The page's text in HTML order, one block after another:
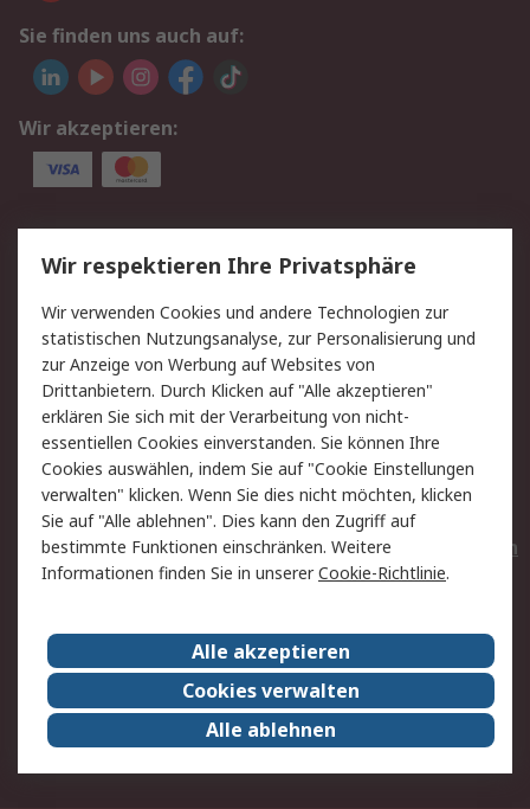
Sie finden uns auch auf:
Wir akzeptieren:
Service
Value Added Services
Lieferlösungen
Rücksendungen
Kontakt
Hilfe
Privatkunden
Rechtliches
AGB
Datenschutz
Cookie-Richtlinie
Zahlungsbedingungen
Copyright/Impressum
Entsorgung
Elektrogeräte/Batterien
RS weltweit
Karriere bei RS
Nachhaltigkeit
Qualität/Umwelt/ZertifikatePresse-Center
Event-Center
Wir respektieren Ihre Privatsphäre
Wir verwenden Cookies und andere Technologien zur
statistischen Nutzungsanalyse, zur Personalisierung und
zur Anzeige von Werbung auf Websites von
Drittanbietern. Durch Klicken auf "Alle akzeptieren"
erklären Sie sich mit der Verarbeitung von nicht-
essentiellen Cookies einverstanden. Sie können Ihre
Cookies auswählen, indem Sie auf "Cookie Einstellungen
verwalten" klicken. Wenn Sie dies nicht möchten, klicken
Sie auf "Alle ablehnen". Dies kann den Zugriff auf
bestimmte Funktionen einschränken. Weitere
Informationen finden Sie in unsererCookie-Richtlinie.
Alle akzeptieren
Cookies verwalten
Alle ablehnen